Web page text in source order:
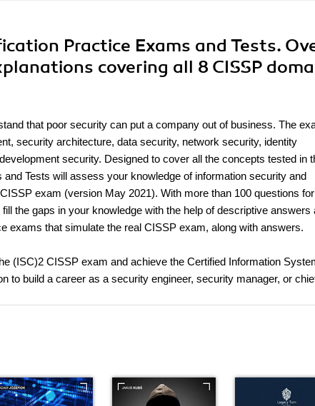
Practice Exams and Tests.
covering all 8 CISSP
that poor security can put a company out of business. The
security architecture, data security, network security, identity
security. Designed to cover all the concepts tested in
Tests will assess your knowledge of information security and
exam (version May 2021). With more than 100 questions
the gaps in your knowledge with the help of descriptive answers
exams that simulate the real CISSP exam, along with answers.
(ISC)2 CISSP exam and achieve the Certified Information
to build a career as a security engineer, security manager, or